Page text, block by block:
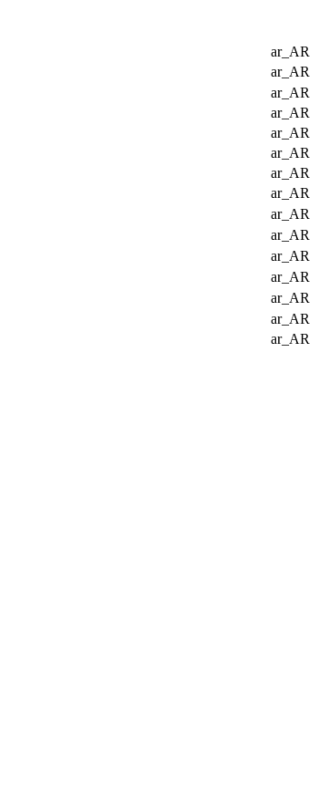
ar_AR
ar_AR
ar_AR
ar_AR
ar_AR
ar_AR
ar_AR
ar_AR
ar_AR
ar_AR
ar_AR
ar_AR
ar_AR
ar_AR
ar_AR